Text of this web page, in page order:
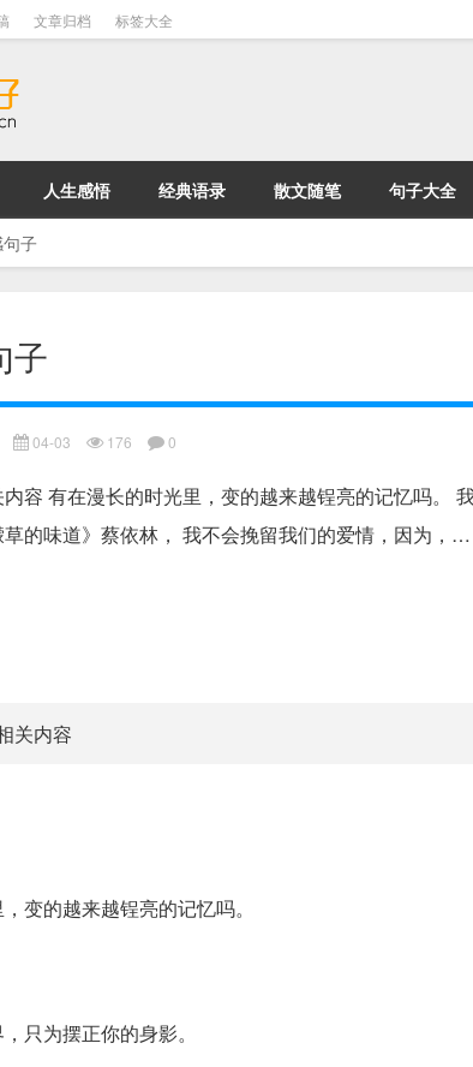
文章归档 标签大全
人生感悟 经典语录 散文随笔 句子大全
子
子
04-03 176 0
容 有在漫长的时光里，变的越来越锃亮的记忆吗。
的味道》蔡依林， 我不会挽留我们的爱情，因为，…
关内容
变的越来越锃亮的记忆吗。
只为摆正你的身影。